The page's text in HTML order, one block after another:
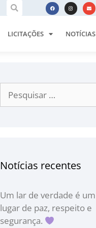
LICITAÇÕES NOTÍCIAS
Notícias recentes
Um lar de verdade é um
lugar de paz, respeito e
segurança.